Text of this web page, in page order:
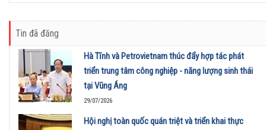
Tin đã đăng
Hà Tĩnh và Petrovietnam thúc đẩy hợp tác phát
triển trung tâm công nghiệp - năng lượng sinh thái
tại Vũng Áng
29/07/2026
Hội nghị toàn quốc quán triệt và triển khai thực